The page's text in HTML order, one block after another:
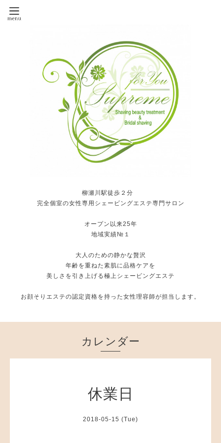
柳瀬川駅徒歩２分
完全個室の女性専用シェービングエステ専門サロン
オープン以来25年
地域実績№１
大人のための静かな贅沢
年齢を重ねた素肌に品格ケアを
美しさを引き上げる極上シェービングエステ
お顔そりエステの認定資格を持った女性理容師が担当します。
カレンダー
休業日
2018-05-15 (Tue)